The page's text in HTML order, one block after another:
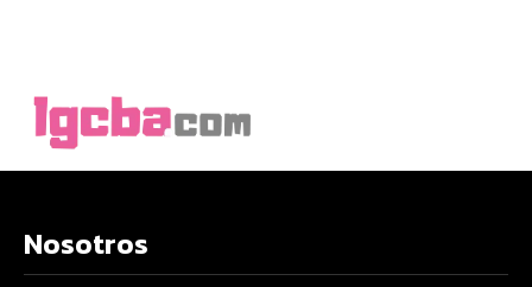
Nosotros